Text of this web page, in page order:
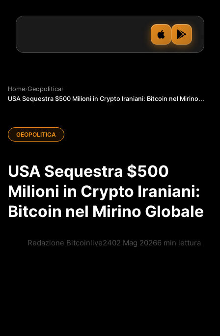
Home›Geopolitica›
USA Sequestra $500 Milioni in Crypto Iraniani: Bitcoin nel Mirino...
GEOPOLITICA
USA Sequestra $500
Milioni in Crypto Iraniani:
Bitcoin nel Mirino Globale
Redazione Bitcoinlive2402 Mag 20266 min lettura